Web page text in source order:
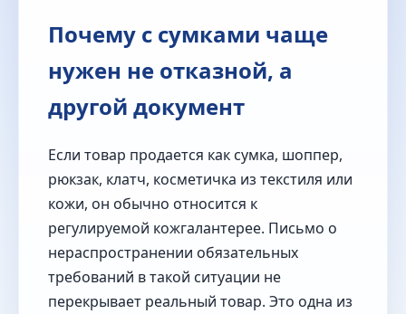
Почему с сумками чаще
нужен не отказной, а
другой документ
Если товар продается как сумка, шоппер,
рюкзак, клатч, косметичка из текстиля или
кожи, он обычно относится к
регулируемой кожгалантерее. Письмо о
нераспространении обязательных
требований в такой ситуации не
перекрывает реальный товар. Это одна из